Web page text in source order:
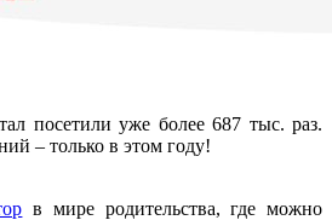
посетили уже более 687 тыс. раз.
– только в этом году!
в мире родительства, где можно